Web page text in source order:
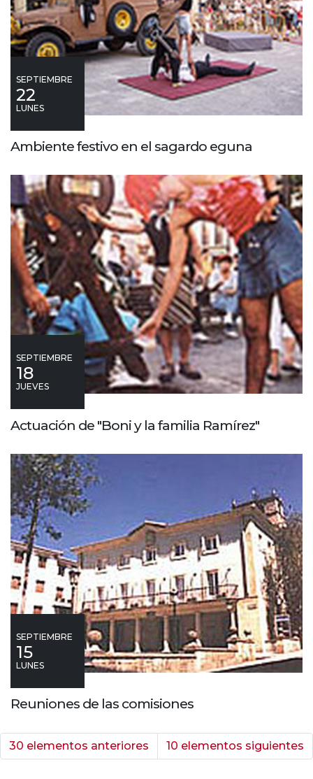
SEPTIEMBRE
22
LUNES
Ambiente festivo en el sagardo eguna
SEPTIEMBRE
18
JUEVES
Actuación de "Boni y la familia Ramírez"
SEPTIEMBRE
15
LUNES
Reuniones de las comisiones
30 elementos anteriores 10 elementos siguientes